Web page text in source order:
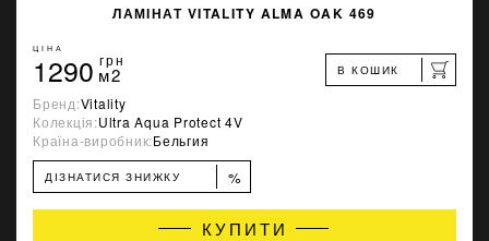
ЛАМІНАТ VITALITY ALMA OAK 469
ЦІНА
1290 грн
м2 В КОШИК
Бренд:Vitality
Колекція:Ultra Aqua Protect 4V
Країна-виробник:Бельгия
ДІЗНАТИСЯ ЗНИЖКУ %
КУПИТИ